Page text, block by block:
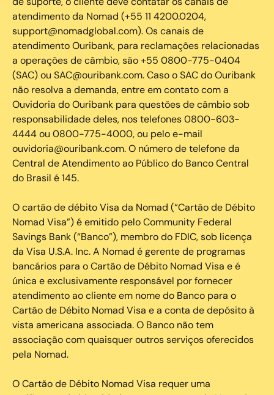
atendimento da Nomad (+55 11 4200.0204,
support@nomadglobal.com). Os canais de
atendimento Ouribank, para reclamações relacionadas
a operações de câmbio, são +55 0800-775-0404
(SAC) ou SAC@ouribank.com. Caso o SAC do Ouribank
não resolva a demanda, entre em contato com a
Ouvidoria do Ouribank para questões de câmbio sob
responsabilidade deles, nos telefones 0800-603-
4444 ou 0800-775-4000, ou pelo e-mail
ouvidoria@ouribank.com. O número de telefone da
Central de Atendimento ao Público do Banco Central
do Brasil é 145.
O cartão de débito Visa da Nomad (“Cartão de Débito
Nomad Visa”) é emitido pelo Community Federal
Savings Bank (“Banco”), membro do FDIC, sob licença
da Visa U.S.A. Inc. A Nomad é gerente de programas
bancários para o Cartão de Débito Nomad Visa e é
única e exclusivamente responsável por fornecer
atendimento ao cliente em nome do Banco para o
Cartão de Débito Nomad Visa e a conta de depósito à
vista americana associada. O Banco não tem
associação com quaisquer outros serviços oferecidos
pela Nomad.
O Cartão de Débito Nomad Visa requer uma